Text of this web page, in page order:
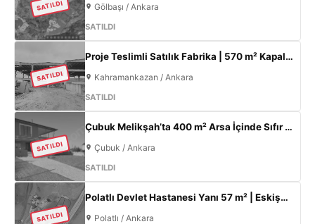
SATILDI Gölbaşı / Ankara
SATILDI
SATILDI
Proje Teslimli Satılık Fabrika | 570 m² Kapalı Alan + 450 m² Açık Alan | 100 KW Enerji | Saray Kahramankazan
Kahramankazan / Ankara
SATILDI
SATILDI
Çubuk Melikşah’ta 400 m² Arsa İçinde Sıfır 3+1 Müstakil Ev – Kaçırılmayacak Fırsat!
Çubuk / Ankara
SATILDI
SATILDI
Polatlı Devlet Hastanesi Yanı 57 m² | Eskişehir Yolu Cepheli | Ticari+Konut İmarlı Arsa
Polatlı / Ankara